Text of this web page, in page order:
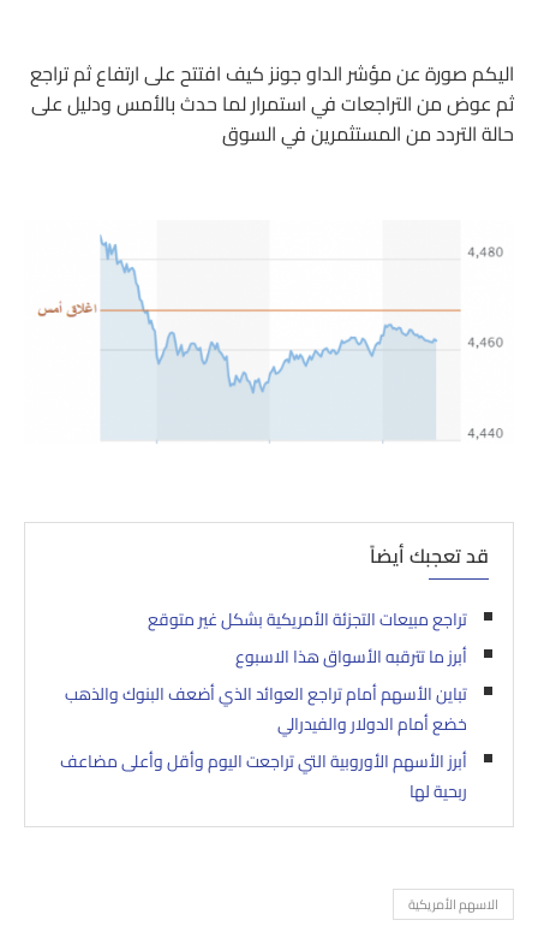
اليكم صورة عن مؤشر الداو جونز كيف افتتح على ارتفاع ثم تراجع
ثم عوض من التراجعات في استمرار لما حدث بالأمس ودليل على
حالة التردد من المستثمرين في السوق
قد تعجبك أيضاً
تراجع مبيعات التجزئة الأمريكية بشكل غير متوقع
أبرز ما تترقبه الأسواق هذا الاسبوع
تباين الأسهم أمام تراجع العوائد الذي أضعف البنوك والذهب
خضع أمام الدولار والفيدرالي
أبرز الأسهم الأوروبية التي تراجعت اليوم وأقل وأعلى مضاعف
ربحية لها
الاسهم الأمريكية